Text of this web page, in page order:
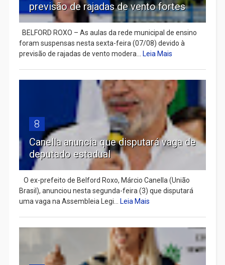
previsão de rajadas de vento fortes
BELFORD ROXO – As aulas da rede municipal de ensino
foram suspensas nesta sexta-feira (07/08) devido à
previsão de rajadas de vento modera...
Leia Mais
8
Canella anuncia que disputará vaga de
deputado estadual
​ O ex-prefeito de Belford Roxo, Márcio Canella (União
Brasil), anunciou nesta segunda-feira (3) que disputará
uma vaga na Assembleia Legi...
Leia Mais